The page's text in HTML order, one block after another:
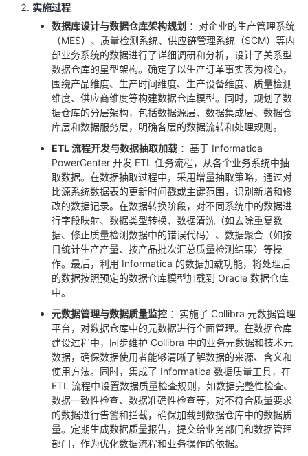
实施过程
数据库设计与数据仓库架构规划 ：对企业的生产管理系统
（MES）、质量检测系统、供应链管理系统（SCM）等内
部业务系统的数据进行了详细调研和分析，设计了关系型
数据仓库的星型架构。确定了以生产订单事实表为核心，
围绕产品维度、生产时间维度、生产设备维度、质量检测
维度、供应商维度等构建数据仓库模型。同时，规划了数
据仓库的分层架构，包括数据源层、数据集成层、数据仓
库层和数据服务层，明确各层的数据流转和处理规则。
ETL 流程开发与数据抽取加载 ：基于 Informatica
PowerCenter 开发 ETL 任务流程，从各个业务系统中抽
取数据。在数据抽取过程中，采用增量抽取策略，通过对
比源系统数据表的更新时间戳或主键范围，识别新增和修
改的数据记录。在数据转换阶段，对不同系统中的数据进
行字段映射、数据类型转换、数据清洗（如去除重复数
据、修正质量检测数据中的错误代码）、数据聚合（如按
日统计生产产量、按产品批次汇总质量检测结果）等操
作。最后，利用 Informatica 的数据加载功能，将处理后
的数据按照预定的数据仓库模型加载到 Oracle 数据仓库
中。
元数据管理与数据质量监控 ：实施了 Collibra 元数据管理
平台，对数据仓库中的元数据进行全面管理。在数据仓库
建设过程中，同步维护 Collibra 中的业务元数据和技术元
数据，确保数据使用者能够清晰了解数据的来源、含义和
使用方法。同时，集成了 Informatica 数据质量工具，在
ETL 流程中设置数据质量检查规则，如数据完整性检查、
数据一致性检查、数据准确性检查等，对不符合质量要求
的数据进行告警和拦截，确保加载到数据仓库中的数据质
量。定期生成数据质量报告，提交给业务部门和数据管理
部门，作为优化数据流程和业务操作的依据。